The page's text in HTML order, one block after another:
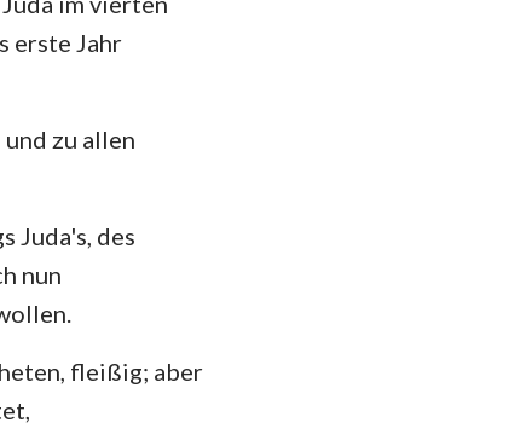
35
49
erste Jahr
zu allen
Juda's, des
nun
fleißig; aber